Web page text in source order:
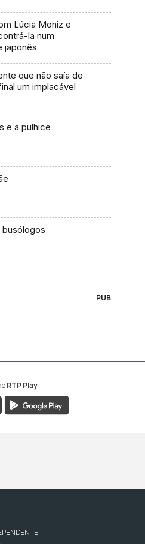
Lúcia Moniz e
la num
japonês
que não saía de
um implacável
e a pulhice
busólogos
PUB
1 1
Antena 1
RTP Play